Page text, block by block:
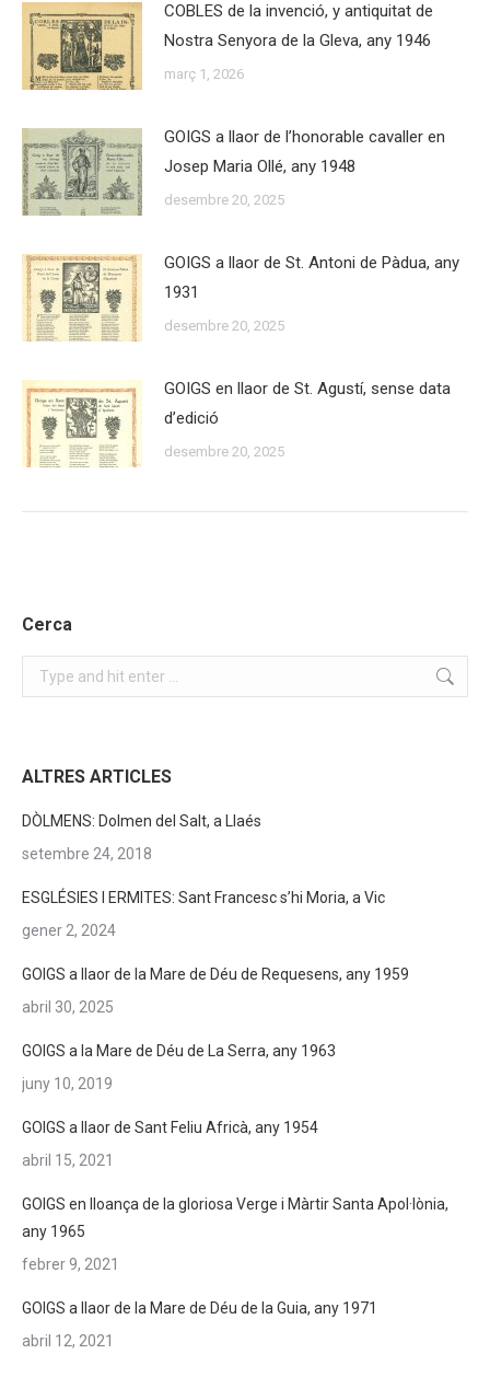
COBLES de la invenció, y antiquitat de
Nostra Senyora de la Gleva, any 1946
març 1, 2026
GOIGS a llaor de l’honorable cavaller en
Josep Maria Ollé, any 1948
desembre 20, 2025
GOIGS a llaor de St. Antoni de Pàdua, any
1931
desembre 20, 2025
GOIGS en llaor de St. Agustí, sense data
d’edició
desembre 20, 2025
Cerca
Search:
ALTRES ARTICLES
DÒLMENS: Dolmen del Salt, a Llaés
setembre 24, 2018
ESGLÉSIES I ERMITES: Sant Francesc s’hi Moria, a Vic
gener 2, 2024
GOIGS a llaor de la Mare de Déu de Requesens, any 1959
abril 30, 2025
GOIGS a la Mare de Déu de La Serra, any 1963
juny 10, 2019
GOIGS a llaor de Sant Feliu Africà, any 1954
abril 15, 2021
GOIGS en lloança de la gloriosa Verge i Màrtir Santa Apol·lònia,
any 1965
febrer 9, 2021
GOIGS a llaor de la Mare de Déu de la Guia, any 1971
abril 12, 2021